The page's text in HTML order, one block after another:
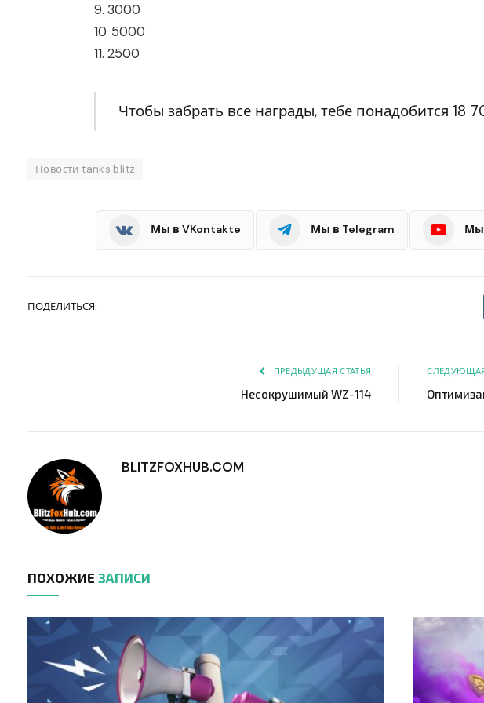
9. 3000
10. 5000
11. 2500
Чтобы забрать все награды, тебе понадобится 18
Новости tanks blitz
Мы в VKontakte Мы в Telegram Мы
ПОДЕЛИТЬСЯ.
ПРЕДЫДУЩАЯ СТАТЬЯ
Несокрушимый WZ-114
СЛЕДУЮЩАЯ
BLITZFOXHUB.COM
ПОХОЖИЕ ЗАПИСИ